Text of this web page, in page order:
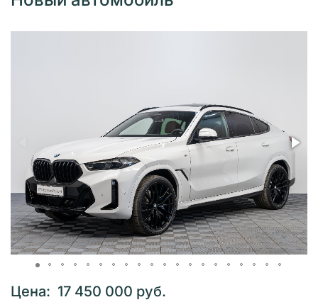
Цена: 17 450 000 руб.